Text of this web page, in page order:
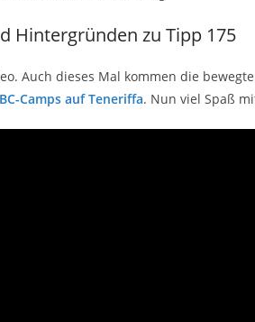
Hintergründen zu Tipp 175
Auch dieses Mal kommen die
Camps auf Teneriffa. Nun viel Spaß